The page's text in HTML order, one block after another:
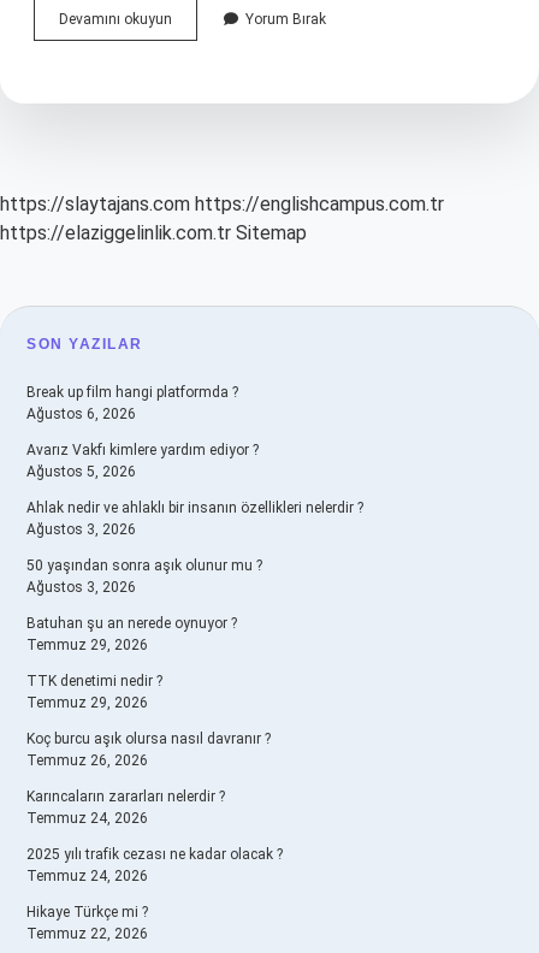
Devamını okuyun
Iri
Kazulet
Yorum Bırak
https://slaytajans.com https://englishcampus.com.tr
https://elaziggelinlik.com.tr Sitemap
SIDEBAR
SON YAZILAR
Break up film hangi platformda ?
Ağustos 6, 2026
Avarız Vakfı kimlere yardım ediyor ?
Ağustos 5, 2026
Ahlak nedir ve ahlaklı bir insanın özellikleri nelerdir ?
Ağustos 3, 2026
50 yaşından sonra aşık olunur mu ?
Ağustos 3, 2026
Batuhan şu an nerede oynuyor ?
Temmuz 29, 2026
TTK denetimi nedir ?
Temmuz 29, 2026
Koç burcu aşık olursa nasıl davranır ?
Temmuz 26, 2026
Karıncaların zararları nelerdir ?
Temmuz 24, 2026
2025 yılı trafik cezası ne kadar olacak ?
Temmuz 24, 2026
Hikaye Türkçe mi ?
Temmuz 22, 2026